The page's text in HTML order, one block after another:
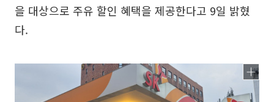
을 대상으로 주유 할인 혜택을 제공한다고 9일 밝혔
다.